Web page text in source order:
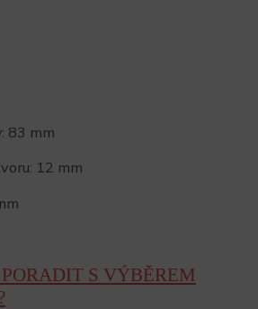
83 mm
12 mm
S VÝBĚREM